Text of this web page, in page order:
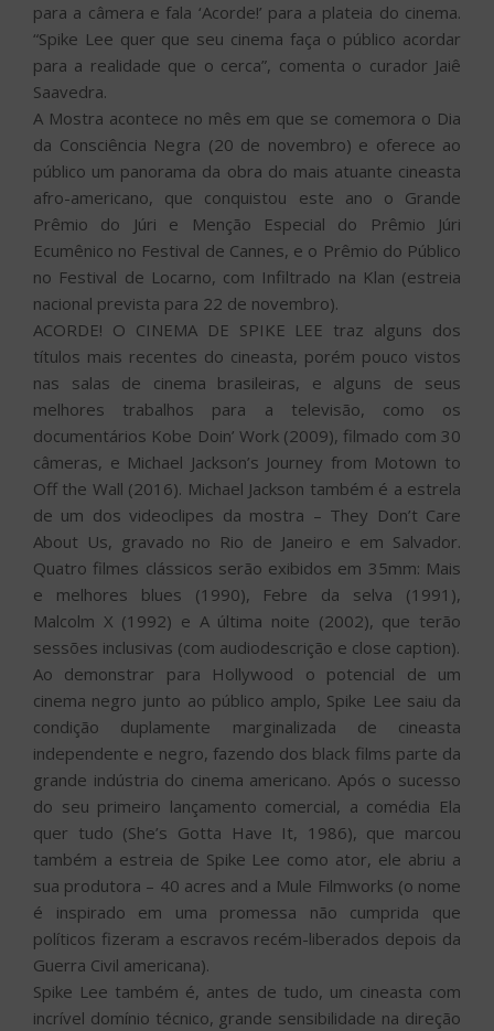
para a câmera e fala ‘Acorde!’ para a plateia do cinema.
“Spike Lee quer que seu cinema faça o público acordar
para a realidade que o cerca”, comenta o curador Jaiê
Saavedra.
A Mostra acontece no mês em que se comemora o Dia
da Consciência Negra (20 de novembro) e oferece ao
público um panorama da obra do mais atuante cineasta
afro-americano, que conquistou este ano o Grande
Prêmio do Júri e Menção Especial do Prêmio Júri
Ecumênico no Festival de Cannes, e o Prêmio do Público
no Festival de Locarno, com Infiltrado na Klan (estreia
nacional prevista para 22 de novembro).
ACORDE! O CINEMA DE SPIKE LEE traz alguns dos
títulos mais recentes do cineasta, porém pouco vistos
nas salas de cinema brasileiras, e alguns de seus
melhores trabalhos para a televisão, como os
documentários Kobe Doin’ Work (2009), filmado com 30
câmeras, e Michael Jackson’s Journey from Motown to
Off the Wall (2016). Michael Jackson também é a estrela
de um dos videoclipes da mostra – They Don’t Care
About Us, gravado no Rio de Janeiro e em Salvador.
Quatro filmes clássicos serão exibidos em 35mm: Mais
e melhores blues (1990), Febre da selva (1991),
Malcolm X (1992) e A última noite (2002), que terão
sessões inclusivas (com audiodescrição e close caption).
Ao demonstrar para Hollywood o potencial de um
cinema negro junto ao público amplo, Spike Lee saiu da
condição duplamente marginalizada de cineasta
independente e negro, fazendo dos black films parte da
grande indústria do cinema americano. Após o sucesso
do seu primeiro lançamento comercial, a comédia Ela
quer tudo (She’s Gotta Have It, 1986), que marcou
também a estreia de Spike Lee como ator, ele abriu a
sua produtora – 40 acres and a Mule Filmworks (o nome
é inspirado em uma promessa não cumprida que
políticos fizeram a escravos recém-liberados depois da
Guerra Civil americana).
Spike Lee também é, antes de tudo, um cineasta com
incrível domínio técnico, grande sensibilidade na direção